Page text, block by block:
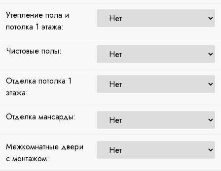
Утепление пола и
потолка 1 этажа:
Чистовые полы:
Отделка потолка 1
этажа:
Отделка мансарды:
Межкомнатные двери
с монтажом: